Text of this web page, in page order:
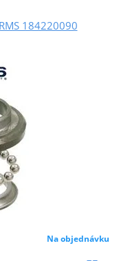
184220090
Na objednávku